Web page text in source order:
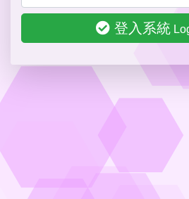
登入系統